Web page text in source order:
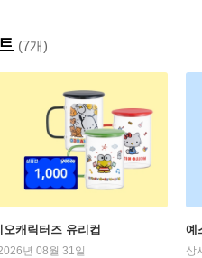
(7개)
캐릭터즈 유리컵
년 08월 31일
예
상